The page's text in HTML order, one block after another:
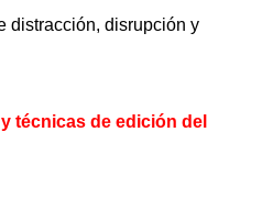
distracción, disrupción y
técnicas de edición del